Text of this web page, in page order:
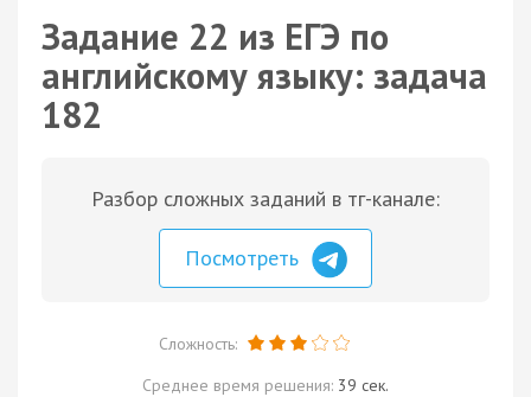
Задание 22 из ЕГЭ по
английскому языку: задача
182
Разбор сложных заданий в тг-канале:
Посмотреть
Сложность:
Среднее время решения: 39 сек.